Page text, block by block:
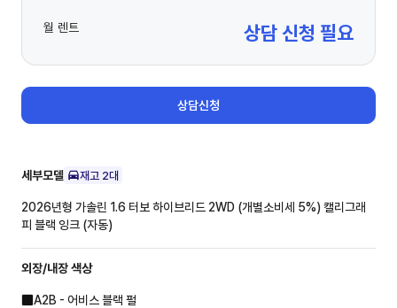
월 렌트 상담 신청 필요
상담신청
세부모델 재고 2대
2026년형 가솔린 1.6 터보 하이브리드 2WD (개별소비세 5%)캘리그래
피 블랙 잉크 (자동)
외장/내장색상
A2B - 어비스 블랙 펄